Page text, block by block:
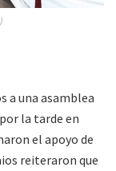
a una asamblea
la tarde en
el apoyo de
reiteraron que